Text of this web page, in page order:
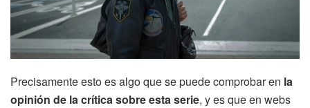
Precisamente esto es algo que se puede comprobar en la
opinión de la crítica sobre esta serie, y es que en webs